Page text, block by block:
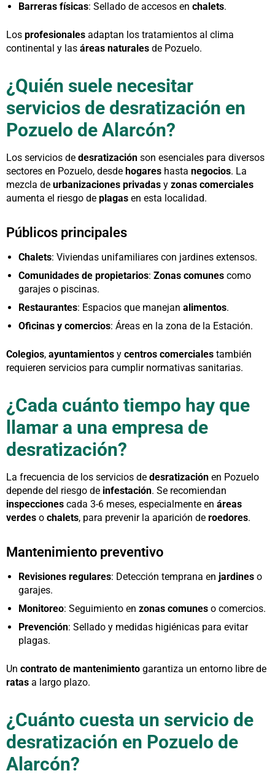
Barreras físicas: Sellado de accesos en chalets.
Los profesionales adaptan los tratamientos al clima
continental y las áreas naturales de Pozuelo.
¿Quién suele necesitar
servicios de desratización en
Pozuelo de Alarcón?
Los servicios de desratización son esenciales para diversos
sectores en Pozuelo, desde hogares hasta negocios. La
mezcla de urbanizaciones privadas y zonas comerciales
aumenta el riesgo de plagas en esta localidad.
Públicos principales
Chalets: Viviendas unifamiliares con jardines extensos.
Comunidades de propietarios: Zonas comunes como
garajes o piscinas.
Restaurantes: Espacios que manejan alimentos.
Oficinas y comercios: Áreas en la zona de la Estación.
Colegios, ayuntamientos y centros comerciales también
requieren servicios para cumplir normativas sanitarias.
¿Cada cuánto tiempo hay que
llamar a una empresa de
desratización?
La frecuencia de los servicios de desratización en Pozuelo
depende del riesgo de infestación. Se recomiendan
inspecciones cada 3-6 meses, especialmente en áreas
verdes o chalets, para prevenir la aparición de roedores.
Mantenimiento preventivo
Revisiones regulares: Detección temprana en jardines o
garajes.
Monitoreo: Seguimiento en zonas comunes o comercios.
Prevención: Sellado y medidas higiénicas para evitar
plagas.
Un contrato de mantenimiento garantiza un entorno libre de
ratas a largo plazo.
¿Cuánto cuesta un servicio de
desratización en Pozuelo de
Alarcón?